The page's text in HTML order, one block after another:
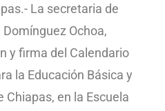
La secretaria de
Ochoa,
y firma del Calendario
la Educación Básica y
Chiapas, en la Escuela